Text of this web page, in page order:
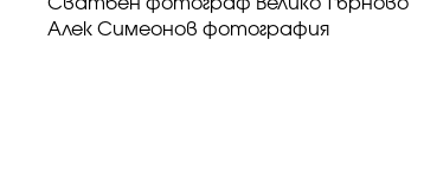
Алек Симеонов фотография